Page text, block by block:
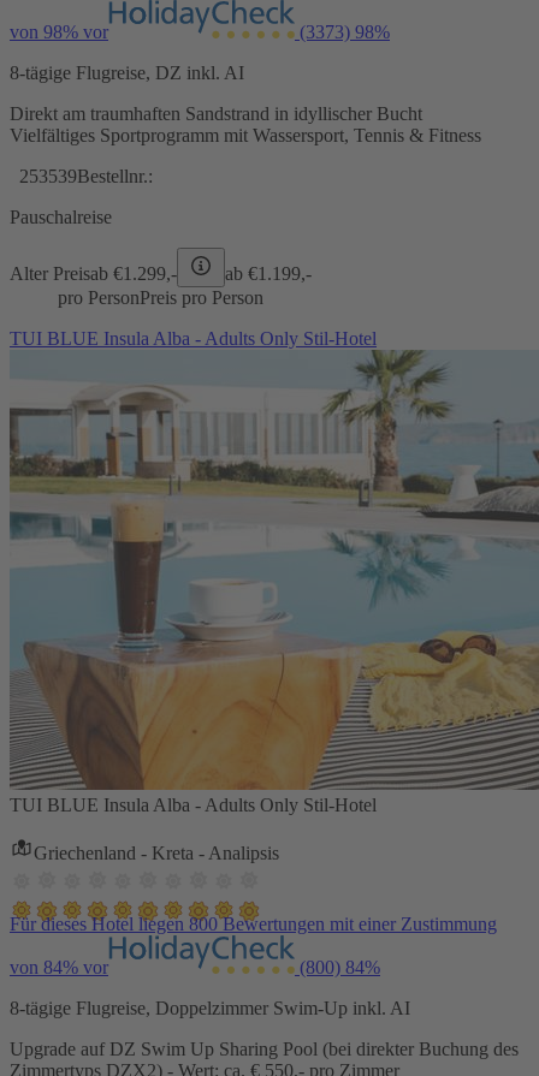
von 98% vor (3373) 98%
8-tägige Flugreise, DZ inkl. AI
Direkt am traumhaften Sandstrand in idyllischer Bucht
Vielfältiges Sportprogramm mit Wassersport, Tennis & Fitness
253539Bestellnr.:
Pauschalreise
Alter Preisab €1.299,- ab €1.199,-
pro PersonPreis pro Person
TUI BLUE Insula Alba - Adults Only Stil-Hotel
TUI BLUE Insula Alba - Adults Only Stil-Hotel
Griechenland - Kreta - Analipsis
Für dieses Hotel liegen 800 Bewertungen mit einer Zustimmung
von 84% vor (800) 84%
8-tägige Flugreise, Doppelzimmer Swim-Up inkl. AI
Upgrade auf DZ Swim Up Sharing Pool (bei direkter Buchung des
Zimmertyps DZX2) - Wert: ca. € 550,- pro Zimmer